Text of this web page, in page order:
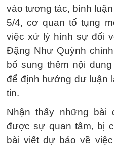
vào tương tác, bình
5/4, cơ quan tố tụng
việc xử lý hình sự đối
Đặng Như Quỳnh
bổ sung thêm nội
để định hướng dư luận
tin.
Nhận thấy những bài
được sự quan tâm, bị
bài viết dự báo về